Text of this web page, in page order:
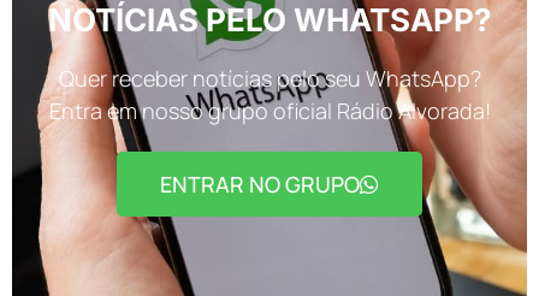
NOTÍCIAS PELO WHATSAPP?
Quer receber notícias pelo seu WhatsApp?
Entra em nosso grupo oficial Rádio Alvorada!
ENTRAR NO GRUPO